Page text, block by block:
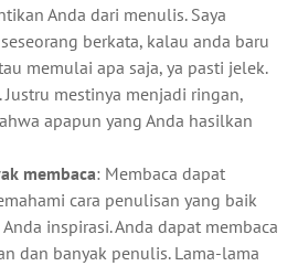
Anda dari menulis. Saya
berkata, kalau anda baru
memulai apa saja, ya pasti jelek.
Justru mestinya menjadi ringan,
apapun yang Anda hasilkan
membaca: Membaca dapat
cara penulisan yang baik
inspirasi. Anda dapat membaca
dan banyak penulis. Lama-lama